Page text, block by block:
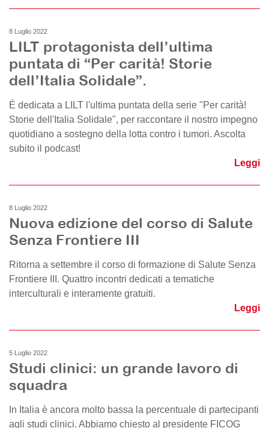
8 Luglio 2022
LILT protagonista dell’ultima
puntata di “Per carità! Storie
dell’Italia Solidale”.
É dedicata a LILT l'ultima puntata della serie "Per carità!
Storie dell'Italia Solidale", per raccontare il nostro impegno
quotidiano a sostegno della lotta contro i tumori. Ascolta
subito il podcast!
Leggi
8 Luglio 2022
Nuova edizione del corso di Salute
Senza Frontiere III
Ritorna a settembre il corso di formazione di Salute Senza
Frontiere III. Quattro incontri dedicati a tematiche
interculturali e interamente gratuiti.
Leggi
5 Luglio 2022
Studi clinici: un grande lavoro di
squadra
In Italia è ancora molto bassa la percentuale di partecipanti
agli studi clinici. Abbiamo chiesto al presidente FICOG